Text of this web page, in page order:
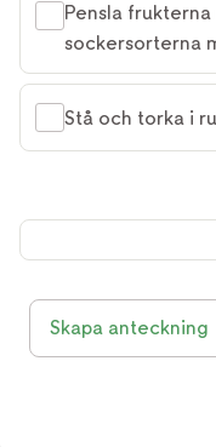
Pensla
sockersorterna
Stå och torka i
Skapa anteckning